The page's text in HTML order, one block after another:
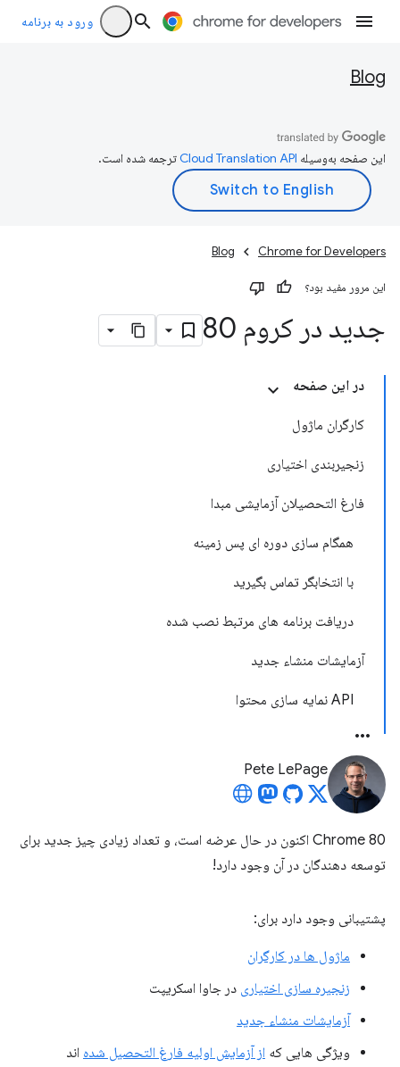
ورود به برنامه
Blog
این صفحه به‌وسیله ترجمه شده است.
Chrome for Developers
Blog
این مرور مفید بود؟
جدید در کروم 80
در این صفحه
کارگران ماژول
زنجیربندی اختیاری
فارغ التحصیلان آزمایشی مبدا
همگام سازی دوره ای پس زمینه
با انتخابگر تماس بگیرید
دریافت برنامه های مرتبط نصب شده
آزمایشات منشاء جدید
API نمایه سازی محتوا
Pete LePage
Chrome 80 اکنون در حال عرضه است، و تعداد زیادی چیز جدید برای
توسعه دهندگان در آن وجود دارد!
پشتیبانی وجود دارد برای:
ماژول ها در کارگران
زنجیره سازی اختیاری در جاوا اسکریپت
آزمایشات منشاء جدید
ویژگی هایی که از آزمایش اولیه فارغ التحصیل شده اند